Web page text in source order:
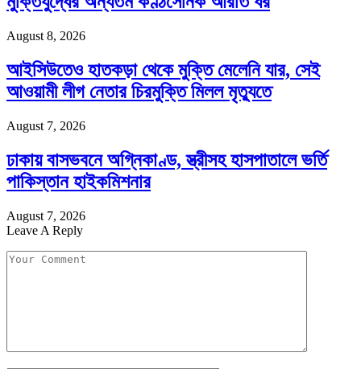
August 8, 2026
আইসিউতেও হাতকড়া থেকে মুক্তি মেলেনি যার, সেই
আওয়ামী লীগ নেতার চিরমুক্তি মিলল মৃত্যুতে
August 7, 2026
ঢাকায় বাসভবনে অগ্নিকাণ্ড, স্ত্রীসহ হাসপাতালে ভর্তি
পাকিস্তান হাইকমিশনার
August 7, 2026
Leave A Reply